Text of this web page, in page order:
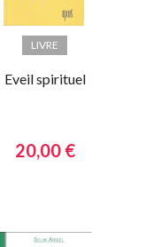
LIVRE
Eveil spirituel
20,00 €